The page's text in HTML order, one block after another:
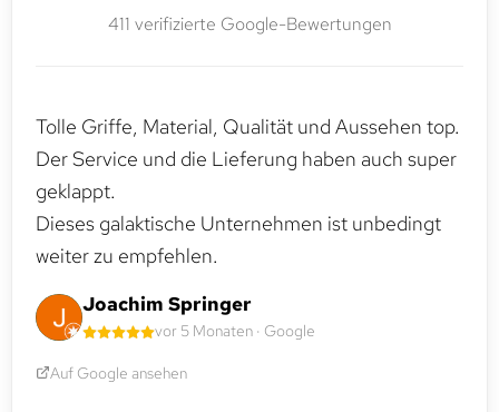
411 verifizierte Google-Bewertungen
Tolle Griffe, Material, Qualität und Aussehen top.
Der Service und die Lieferung haben auch super
geklappt.
Dieses galaktische Unternehmen ist unbedingt
weiter zu empfehlen.
Joachim Springer
vor 5 Monaten · Google
Auf Google ansehen